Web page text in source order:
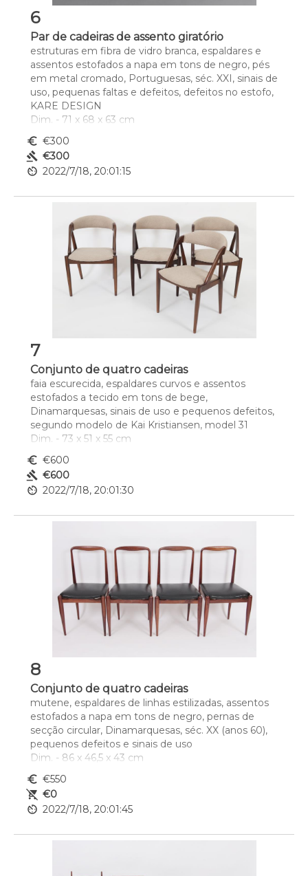
6
Par de cadeiras de assento giratório
estruturas em fibra de vidro branca, espaldares e
assentos estofados a napa em tons de negro, pés
em metal cromado, Portuguesas, séc. XXI, sinais de
uso, pequenas faltas e defeitos, defeitos no estofo,
KARE DESIGN
Dim. - 71 x 68 x 63 cm
euro_symbol €300
gavel €300
av_timer 2022/7/18, 20:01:15
7
Conjunto de quatro cadeiras
faia escurecida, espaldares curvos e assentos
estofados a tecido em tons de bege,
Dinamarquesas, sinais de uso e pequenos defeitos,
segundo modelo de Kai Kristiansen, model 31
Dim. - 73 x 51 x 55 cm
euro_symbol €600
gavel €600
av_timer 2022/7/18, 20:01:30
8
Conjunto de quatro cadeiras
mutene, espaldares de linhas estilizadas, assentos
estofados a napa em tons de negro, pernas de
secção circular, Dinamarquesas, séc. XX (anos 60),
pequenos defeitos e sinais de uso
Dim. - 86 x 46,5 x 43 cm
euro_symbol €550
remove_shopping_cart €0
av_timer 2022/7/18, 20:01:45